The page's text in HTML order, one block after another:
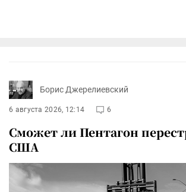
Борис Джерелиевский
6 августа 2026, 12:14 6
Сможет ли Пентагон
США